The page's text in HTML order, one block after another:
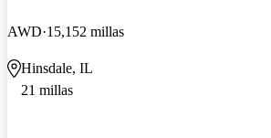
AWD 15,152 millas
Hinsdale, IL
21 millas